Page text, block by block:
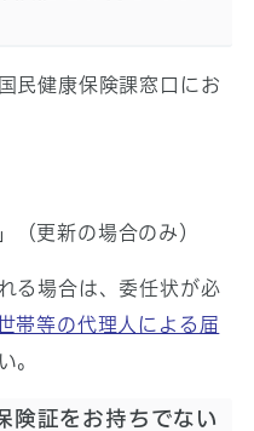
民健康保険課窓口にお
（更新の場合のみ）
る場合は、委任状が必
帯等の代理人による届
。
険証をお持ちでない